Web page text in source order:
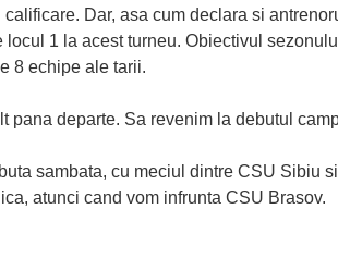
calificare. Dar, asa cum declara si
locul 1 la acest turneu. Obiectivul
8 echipe ale tarii.
pana departe. Sa revenim la debutul
sambata, cu meciul dintre CSU Sibiu
atunci cand vom infrunta CSU Brasov.